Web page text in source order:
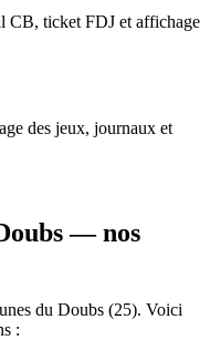
CB, ticket FDJ et affichage
des jeux, journaux et
—nos
du Doubs (25). Voici
: